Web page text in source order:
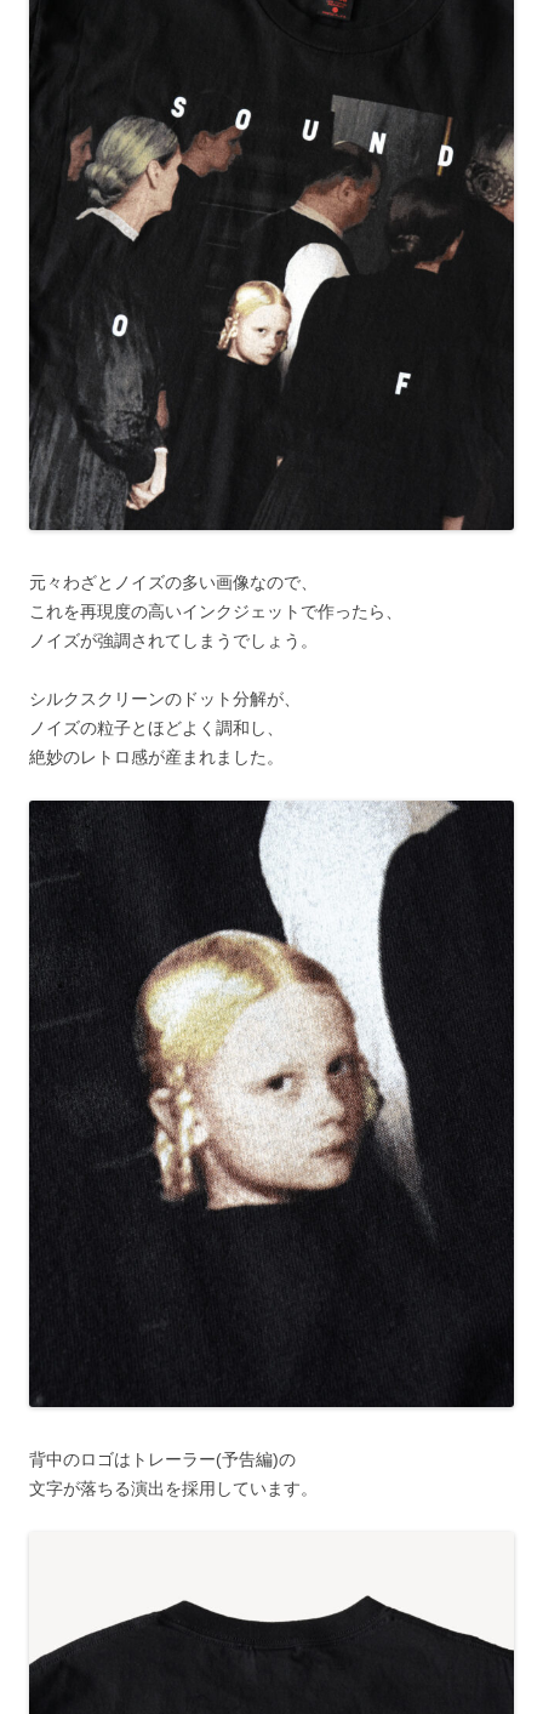
元々わざとノイズの多い画像なので、
これを再現度の高いインクジェットで作ったら、
ノイズが強調されてしまうでしょう。
シルクスクリーンのドット分解が、
ノイズの粒子とほどよく調和し、
絶妙のレトロ感が産まれました。
背中のロゴはトレーラー(予告編)の
文字が落ちる演出を採用しています。